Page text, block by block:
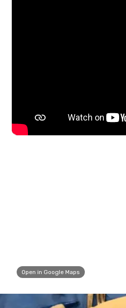
Open in Google Maps